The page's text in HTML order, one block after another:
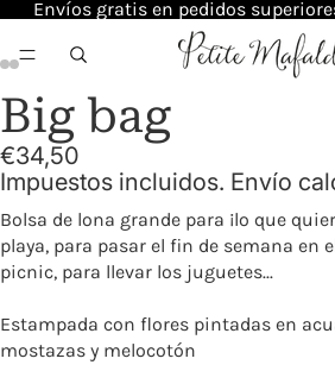
Envíos gratis en pedidos
Big bag
€34,50
Impuestos incluidos. Envío
Bolsa de lona grande para ¡lo que
playa, para pasar el fin de semana en
picnic, para llevar los juguetes...
Estampada con flores pintadas en
mostazas y melocotón